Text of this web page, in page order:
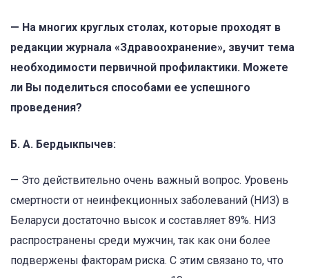
— На многих круглых столах, которые проходят в
редакции журнала «Здравоохранение», звучит тема
необходимости первичной профилактики. Можете
ли Вы поделиться способами ее успешного
проведения?
Б. А. Бердыкпычев:
— Это действительно очень важный вопрос. Уровень
смертности от неинфекционных заболеваний (НИЗ) в
Беларуси достаточно высок и составляет 89%. НИЗ
распространены среди мужчин, так как они более
подвержены факторам риска. С этим связано то, что